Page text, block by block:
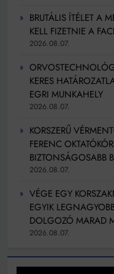
BRUTÁLIS ÍTÉLET A
KELL FIZETNIE A
2026.08.07.
KERES
EGRI MUNKAHELY
2026.08.07.
KORSZERŰ
FERENC
BIZTONSÁGOSABB
2026.08.07.
VÉGE EGY
EGYIK
DOLGOZÓ MARAD
2026.08.07.